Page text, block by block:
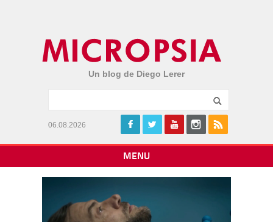
Un blog de Diego Lerer
06.08.2026
MENU